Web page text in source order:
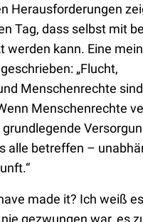
Herausforderungen
Tag, dass selbst mit
werden kann. Eine
„Flucht,
Menschenrechte
Menschenrechte
alle betreffen –
made it? Ich weiß
gezwungen war, es